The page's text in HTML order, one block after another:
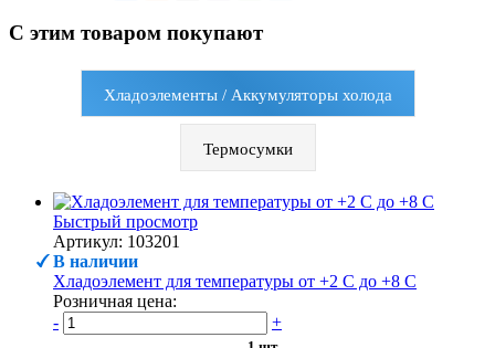
С этим товаром покупают
Хладоэлементы / Аккумуляторы холода
Термосумки
Быстрый просмотр
Артикул: 103201
В наличии
Хладоэлемент для температуры от +2 С до +8 С
Розничная цена:
-
+